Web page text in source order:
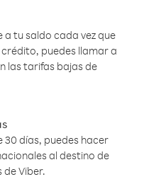
a tu saldo cada vez que
puedes llamar a
las tarifas bajas de
30 días, puedes hacer
al destino de
Viber.